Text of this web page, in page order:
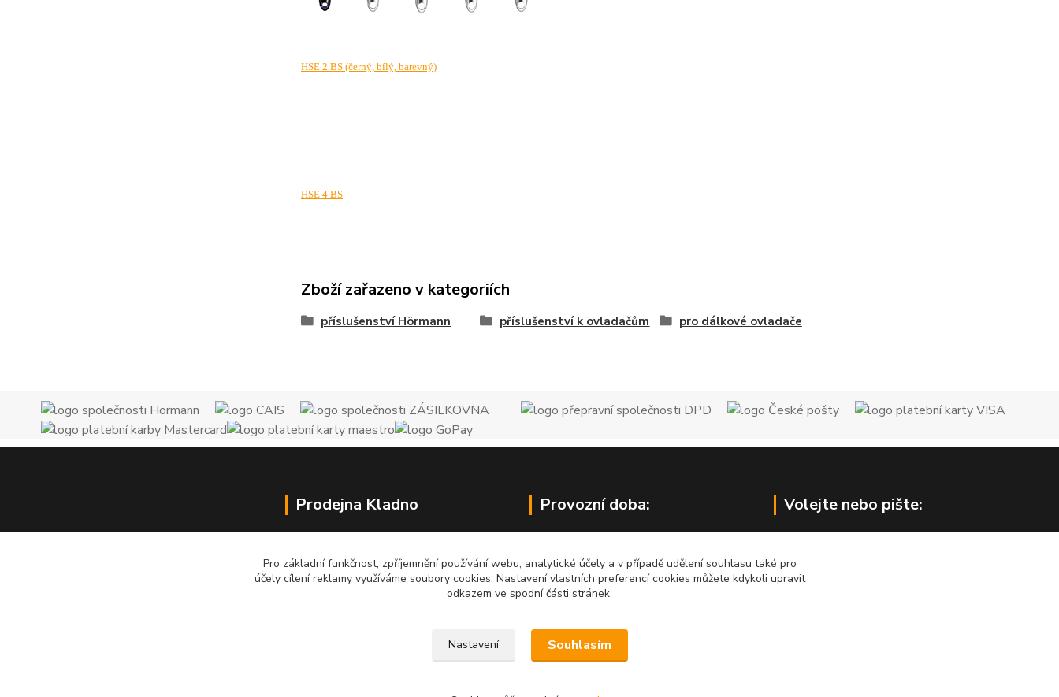
HSE 2 BS (černý, bílý, barevný)
HSE 4 BS
Zboží zařazeno v kategoriích
příslušenství Hörmann příslušenství k ovladačům pro dálkové ovladače
Prodejna Kladno
(vchod z Uhošťské ul.)
Provozní doba:
ÚT 9.00 - 15.00 hod.
ČT 9.00 - 18.00 hod.
Volejte nebo pište:
eshop@vrata-pohony.eu
Pro základní funkčnost, zpříjemnění používání webu, analytické účely a v případě udělení souhlasu také pro
účely cílení reklamy využíváme soubory cookies. Nastavení vlastních preferencí cookies můžete kdykoli upravit
odkazem ve spodní části stránek.
Nastavení Souhlasím